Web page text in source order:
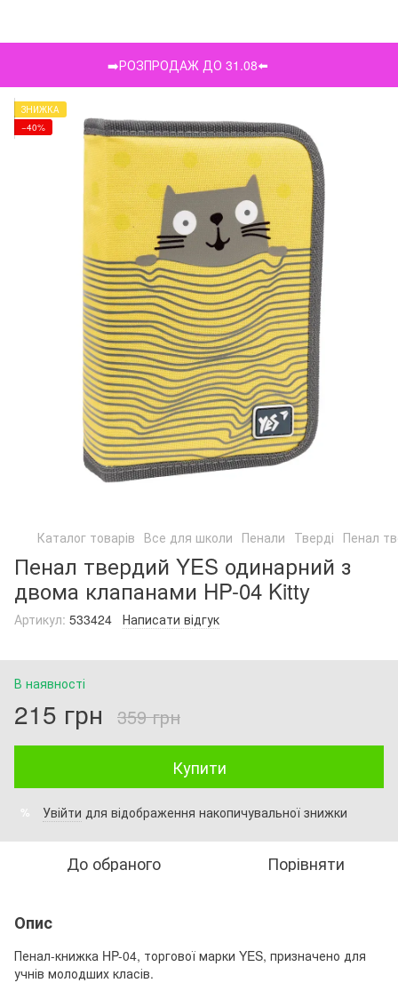
➡️РОЗПРОДАЖ ДО 31.08⬅️
ЗНИЖКА
−40%
Каталог товарів Все для школи Пенали Тверді Пенал
Пенал твердий YES одинарний з
двома клапанами HP-04 Kitty
Артикул: 533424 Написати відгук
В наявності
215 грн 359 грн
Купити
% Увійти для відображення накопичувальної знижки
До обраного Порівняти
Опис
Пенал-книжка HP-04, торгової марки YES, призначено для
учнів молодших класів.